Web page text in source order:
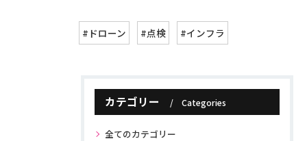
#ドローン #点検 #インフラ
カテゴリー Categories
全てのカテゴリー